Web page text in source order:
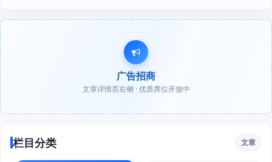
广告招商
文章详情页右侧 · 优质席位开放中
栏目分类 文章